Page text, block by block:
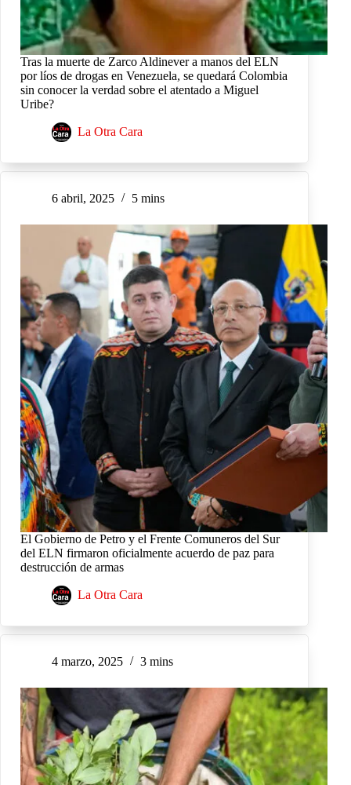
Tras la muerte de Zarco Aldinever a manos del ELN
por líos de drogas en Venezuela, se quedará Colombia
sin conocer la verdad sobre el atentado a Miguel
Uribe?
La Otra Cara
6 abril, 2025 5 mins
El Gobierno de Petro y el Frente Comuneros del Sur
del ELN firmaron oficialmente acuerdo de paz para
destrucción de armas
La Otra Cara
4 marzo, 2025 3 mins